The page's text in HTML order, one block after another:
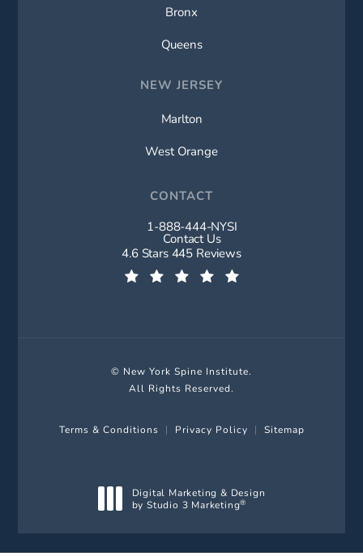
Bronx
Queens
NEW JERSEY
Marlton
West Orange
CONTACT
Call New York Spine Institute on
1-888-444-NYSI
Contact Us
New York Spine Institute reviews:
4.6 Stars 445 Reviews
© New York Spine Institute.
All Rights Reserved.
Terms & Conditions Privacy Policy Sitemap
Digital Marketing & Design
by Studio 3 Marketing®